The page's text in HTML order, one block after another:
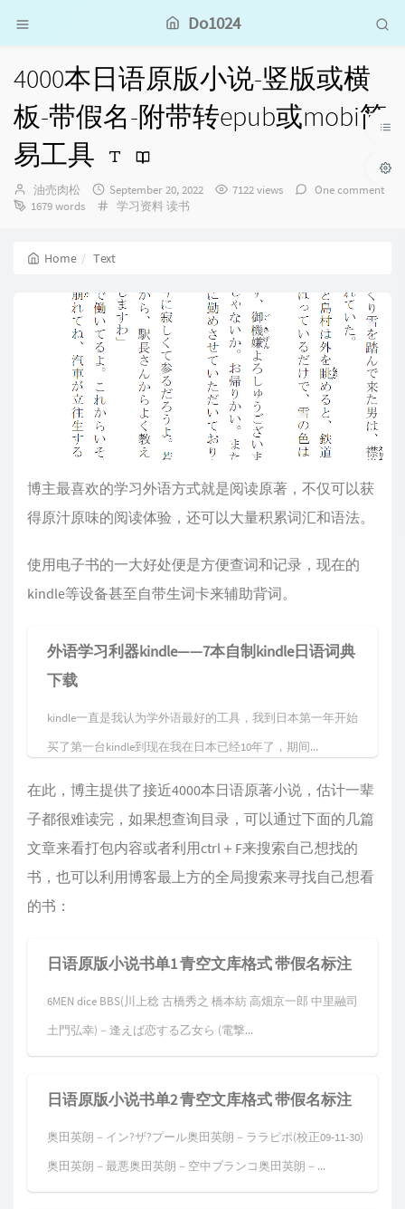
Do1024
4000本日语原版小说-竖版或横
板-带假名-附带转epub或mobi简
易工具
Author：
油売肉松
发
布
September 20, 2022 7122 views
One comment
1679 words
Categories：
学习资料读书
Home Text
博主最喜欢的学习外语方式就是阅读原著，不仅可以获
得原汁原味的阅读体验，还可以大量积累词汇和语法。
使用电子书的一大好处便是方便查词和记录，现在的
kindle等设备甚至自带生词卡来辅助背词。
外语学习利器kindle——7本自制kindle日语词典
下载
kindle一直是我认为学外语最好的工具，我到日本第一年开始
买了第一台kindle到现在我在日本已经10年了，期间...
在此，博主提供了接近4000本日语原著小说，估计一辈
子都很难读完，如果想查询目录，可以通过下面的几篇
文章来看打包内容或者利用ctrl＋F来搜索自己想找的
书，也可以利用博客最上方的全局搜索来寻找自己想看
的书：
日语原版小说书单1 青空文库格式 带假名标注
6MEN dice BBS(川上稔 古橋秀之 橋本紡 高畑京一郎 中里融司
土門弘幸)－逢えば恋する乙女ら (電撃...
日语原版小说书单2 青空文库格式 带假名标注
奥田英朗－イン?ザ?プール奥田英朗－ララピポ(校正09-11-30)
奥田英朗－最悪奥田英朗－空中ブランコ奥田英朗－...